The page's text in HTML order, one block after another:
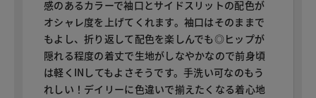
感のあるカラーで袖口とサイドスリットの配色が
オシャレ度を上げてくれます。袖口はそのままで
もよし、折り返して配色を楽しんでも◎ヒップが
隠れる程度の着丈で生地がしなやかなので前身頃
は軽くINしてもよさそうです。手洗い可なのもう
れしい！デイリーに色違いで揃えたくなる着心地